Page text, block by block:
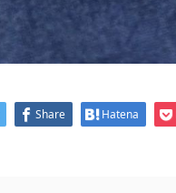
Share Hatena